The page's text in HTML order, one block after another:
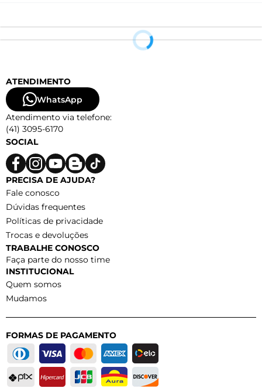
ATENDIMENTO
WhatsApp
Atendimento via telefone:
(41) 3095-6170
SOCIAL
PRECISA DE AJUDA?
Fale conosco
Dúvidas frequentes
Políticas de privacidade
Trocas e devoluções
TRABALHE CONOSCO
Faça parte do nosso time
INSTITUCIONAL
Quem somos
Mudamos
FORMAS DE PAGAMENTO